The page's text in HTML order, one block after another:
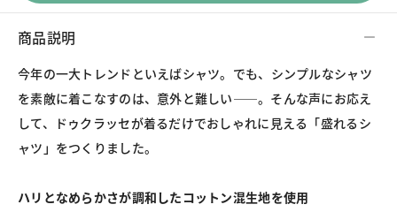
商品説明
今年の一大トレンドといえばシャツ。でも、シンプルなシャツ
を素敵に着こなすのは、意外と難しい――。そんな声にお応え
して、ドゥクラッセが着るだけでおしゃれに見える「盛れるシ
ャツ」をつくりました。
ハリとなめらかさが調和したコットン混生地を使用